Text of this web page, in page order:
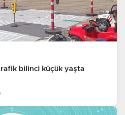
bilinci küçük yaşta